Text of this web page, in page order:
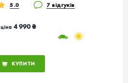
5.0 7 відгуків
ціна 4 990 ₴
КУПИТИ